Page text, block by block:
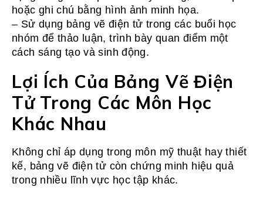
hoặc ghi chú bằng hình ảnh minh họa.
– Sử dụng bảng vẽ điện tử trong các buổi học
nhóm để thảo luận, trình bày quan điểm một
cách sáng tạo và sinh động.
Lợi Ích Của Bảng Vẽ Điện
Tử Trong Các Môn Học
Khác Nhau
Không chỉ áp dụng trong môn mỹ thuật hay thiết
kế, bảng vẽ điện tử còn chứng minh hiệu quả
trong nhiều lĩnh vực học tập khác.